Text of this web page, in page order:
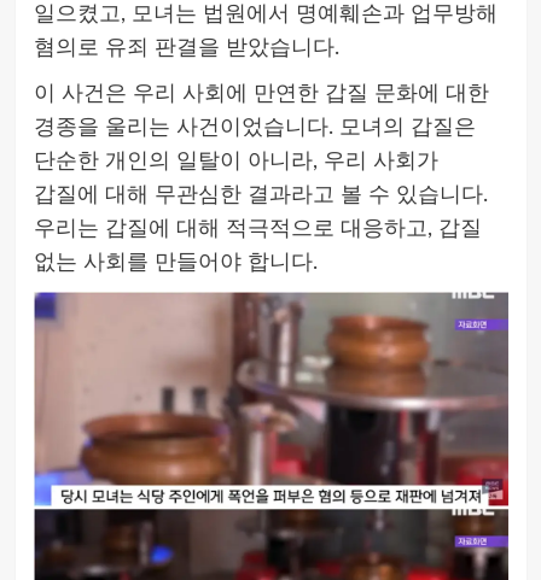
일으켰고, 모녀는 법원에서 명예훼손과 업무방해
혐의로 유죄 판결을 받았습니다.
이 사건은 우리 사회에 만연한 갑질 문화에 대한
경종을 울리는 사건이었습니다. 모녀의 갑질은
단순한 개인의 일탈이 아니라, 우리 사회가
갑질에 대해 무관심한 결과라고 볼 수 있습니다.
우리는 갑질에 대해 적극적으로 대응하고, 갑질
없는 사회를 만들어야 합니다.